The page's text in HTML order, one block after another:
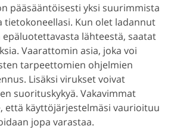
pääsääntöisesti yksi suurimmista
tietokoneellasi. Kun olet ladannut
lähteestä, saatat
Vaarattomin asia, joka voi
tarpeettomien ohjelmien
Lisäksi virukset voivat
suorituskykyä. Vakavimmat
että käyttöjärjestelmäsi vaurioituu
jopa varastaa.